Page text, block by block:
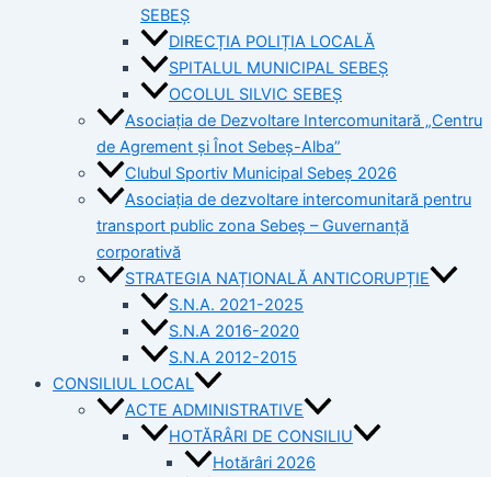
SEBEȘ
DIRECȚIA POLIȚIA LOCALĂ
SPITALUL MUNICIPAL SEBEȘ
OCOLUL SILVIC SEBEȘ
Asociația de Dezvoltare Intercomunitară „Centru
de Agrement și Înot Sebeș-Alba”
Clubul Sportiv Municipal Sebeș 2026
Asociația de dezvoltare intercomunitară pentru
transport public zona Sebeș – Guvernanță
corporativă
STRATEGIA NAȚIONALĂ ANTICORUPȚIE
S.N.A. 2021-2025
S.N.A 2016-2020
S.N.A 2012-2015
CONSILIUL LOCAL
ACTE ADMINISTRATIVE
HOTĂRÂRI DE CONSILIU
Hotărâri 2026